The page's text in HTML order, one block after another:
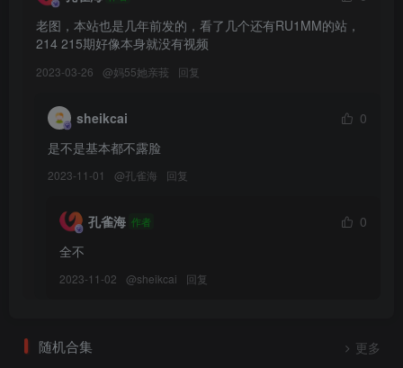
老图，本站也是几年前发的，看了几个还有RU1MM的站，
214 215期好像本身就没有视频
2023-03-26 @妈55她亲莪 回复
sheikcai
0
是不是基本都不露脸
2023-11-01 @孔雀海 回复
孔雀海 作者
0
全不
2023-11-02 @sheikcai 回复
随机合集 更多